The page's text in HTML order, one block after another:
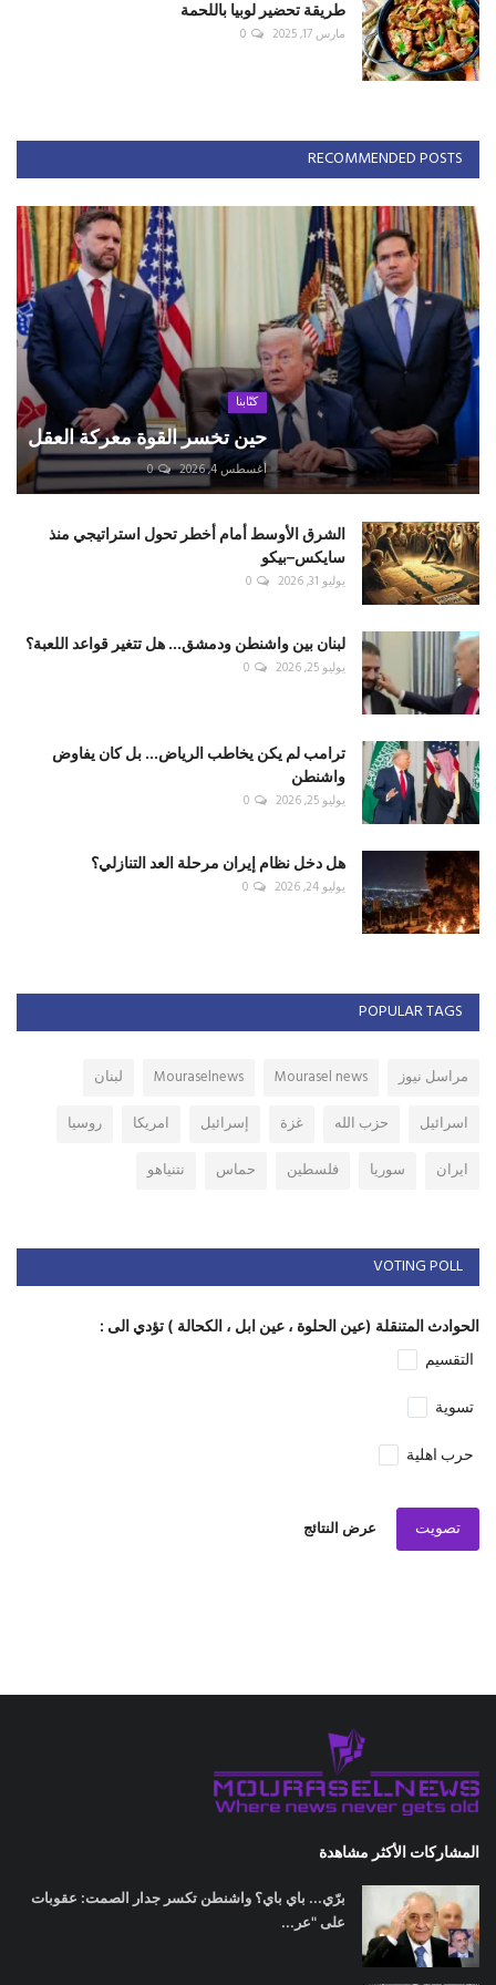
طريقة تحضير لوبيا باللحمة
مارس 17, 2025 0
RECOMMENDED POSTS
كتّابنا
حين تخسر القوة معركة العقل
أغسطس 4, 2026 0
الشرق الأوسط أمام أخطر تحول استراتيجي منذ
سايكس–بيكو
يوليو 31, 2026 0
لبنان بين واشنطن ودمشق... هل تتغير قواعد اللعبة؟
يوليو 25, 2026 0
ترامب لم يكن يخاطب الرياض... بل كان يفاوض
واشنطن
يوليو 25, 2026 0
هل دخل نظام إيران مرحلة العد التنازلي؟
يوليو 24, 2026 0
POPULAR TAGS
مراسل نيوز Mourasel news
Mouraselnews
لبنان
اسرائيل
حزب الله غزة إسرائيل امريكا
روسيا
ايران
سوريا فلسطين حماس نتنياهو
VOTING POLL
الحوادث المتنقلة (عين الحلوة ، عين ابل ، الكحالة ) تؤدي الى :
التقسيم
تسوية
حرب اهلية
تصويت عرض النتائج
المشاركات الأكثر مشاهدة
برّي... باي باي؟ واشنطن تكسر جدار الصمت: عقوبات
على "عر...